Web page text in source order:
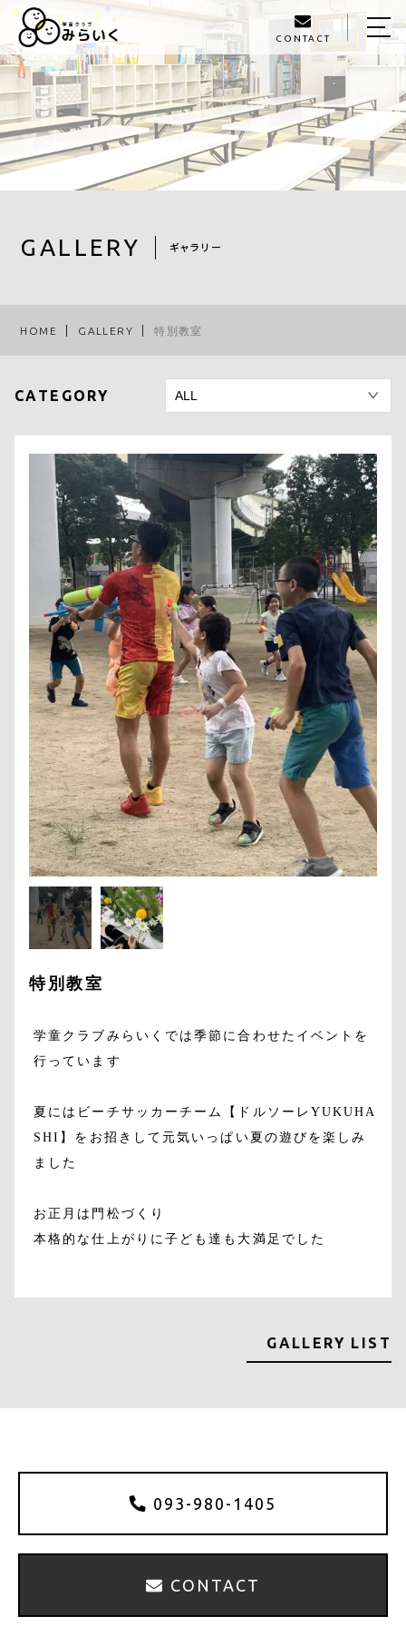
CONTACT
GALLERY ギャラリー
HOME GALLERY 特別教室
CATEGORY
特別教室
学童クラブみらいくでは季節に合わせたイベントを
行っています
夏にはビーチサッカーチーム【ドルソーレYUKUHA
SHI】をお招きして元気いっぱい夏の遊びを楽しみ
ました
お正月は門松づくり
本格的な仕上がりに子ども達も大満足でした
GALLERY LIST
093-980-1405
CONTACT
HOME
ABOUT US
SERVICE
GALLERY
093-980-1405
CONTACT